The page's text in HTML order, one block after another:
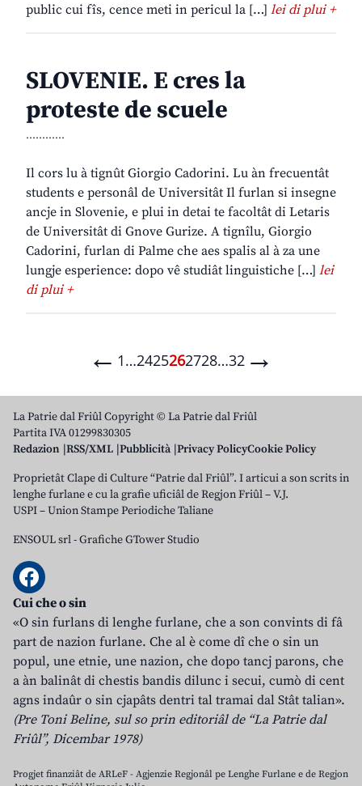
public cui fîs, cence meti in pericul la […] lei di plui +
SLOVENIE. E cres la
proteste de scuele
............
Il cors lu à tignût Giorgio Cadorini. Lu àn frecuentât
students e personâl de Universitât Il furlan si insegne
ancje in Slovenie, e plui in detai te facoltât di Letaris
de Universitât di Gnove Gurize. A tignîlu, Giorgio
Cadorini, furlan di Palme che aes spalis al à za une
lungje esperience: dopo vê studiât linguistiche […] lei
di plui +
← 1…2425262728…32 →
La Patrie dal Friûl Copyright © La Patrie dal Friûl
Partita IVA 01299830305
Redazion RSS/XML Pubblicità Privacy PolicyCookie Policy
Proprietât Clape di Culture “Patrie dal Friûl”. I articui a son scrits in
lenghe furlane e cu la grafie uficiâl de Regjon Friûl – V.J.
USPI – Union Stampe Periodiche Taliane
ENSOUL srl-Grafiche GTower Studio
Cui che o sin
«O sin furlans di lenghe furlane, che a son convints di fâ
part de nazion furlane. Che al è come dî che o sin un
popul, une etnie, une nazion, che dopo tancj parons, che
a àn balinât di chestis bandis dilunc i secui, cumò di cent
agns indaûr o sin cjapâts dentri tal tramai dal Stât talian».
(Pre Toni Beline, sul so prin editoriâl de “La Patrie dal
Friûl”, Dicembar 1978)
Progjet finanziât de ARLeF - Agjenzie Regjonâl pe Lenghe Furlane e de Regjon